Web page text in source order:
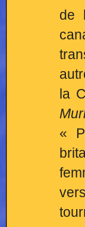
de
la
«